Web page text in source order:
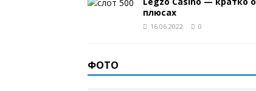
плюсах
16.06.2022 0
ФОТО